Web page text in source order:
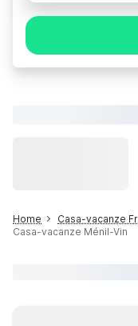
Home Casa-vacanze
Casa-vacanze Ménil-Vin